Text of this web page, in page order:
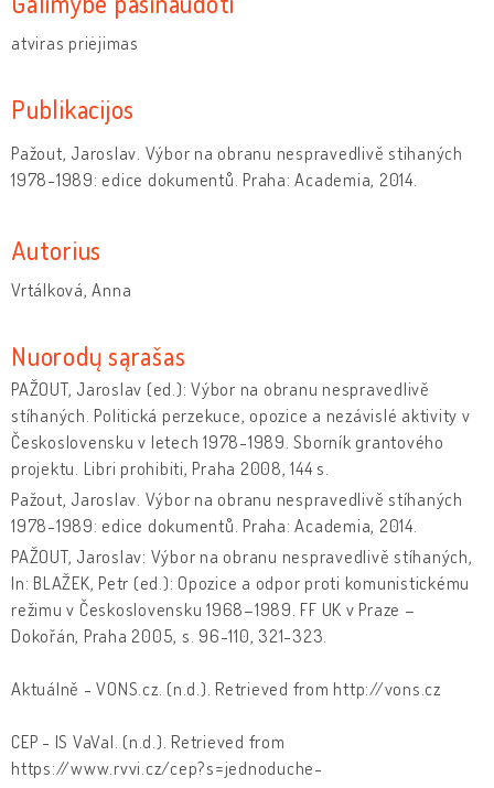
atviras priėjimas
Publikacijos
Pažout, Jaroslav. Výbor na obranu nespravedlivě stihaných
1978-1989: edice dokumentů. Praha: Academia, 2014.
Autorius
Vrtálková, Anna
Nuorodų sąrašas
PAŽOUT, Jaroslav (ed.): Výbor na obranu nespravedlivě
stíhaných. Politická perzekuce, opozice a nezávislé aktivity v
Československu v letech 1978-1989. Sborník grantového
projektu. Libri prohibiti, Praha 2008, 144 s.
Pažout, Jaroslav. Výbor na obranu nespravedlivě stíhaných
1978-1989: edice dokumentů. Praha: Academia, 2014.
PAŽOUT, Jaroslav: Výbor na obranu nespravedlivě stíhaných,
In: BLAŽEK, Petr (ed.): Opozice a odpor proti komunistickému
režimu v Československu 1968–1989. FF UK v Praze –
Dokořán, Praha 2005, s. 96-110, 321-323.
Aktuálně - VONS.cz. (n.d.). Retrieved from http://vons.cz
CEP - IS VaVaI. (n.d.). Retrieved from
https://www.rvvi.cz/cep?s=jednoduche-